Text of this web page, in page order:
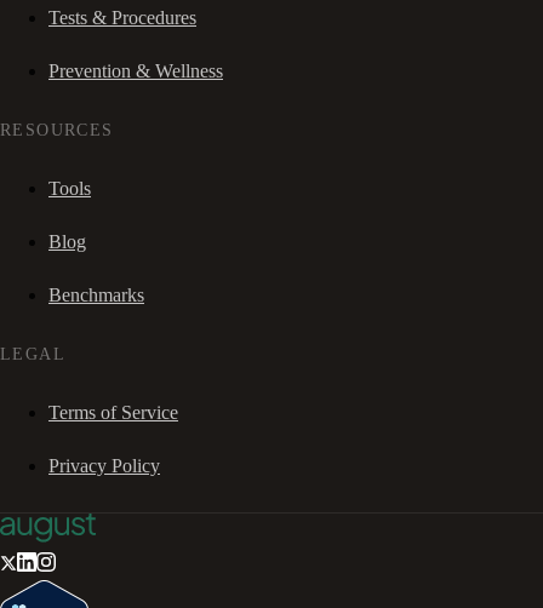
Tests & Procedures
Prevention & Wellness
RESOURCES
Tools
Blog
Benchmarks
LEGAL
Terms of Service
Privacy Policy